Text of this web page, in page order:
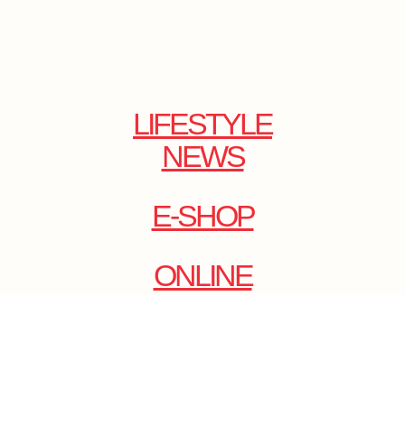
LIFESTYLE
NEWS
E-SHOP
ONLINE